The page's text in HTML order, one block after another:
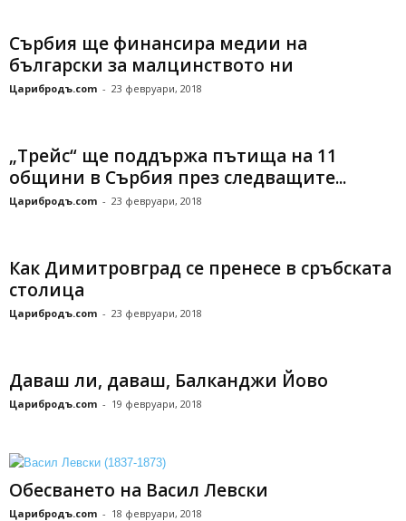
Сърбия ще финансира медии на
български за малцинството ни
Царибродъ.com - 23 февруари, 2018
„Трейс“ ще поддържа пътища на 11
общини в Сърбия през следващите...
Царибродъ.com - 23 февруари, 2018
Как Димитровград се пренесе в сръбската
столица
Царибродъ.com - 23 февруари, 2018
Даваш ли, даваш, Балканджи Йово
Царибродъ.com - 19 февруари, 2018
Обесването на Васил Левски
Царибродъ.com - 18 февруари, 2018